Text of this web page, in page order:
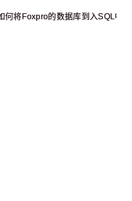
何将Foxpro的数据库到入SQL中